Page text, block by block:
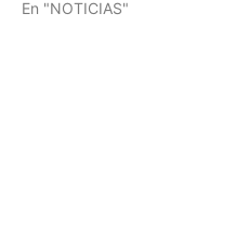
En "NOTICIAS"